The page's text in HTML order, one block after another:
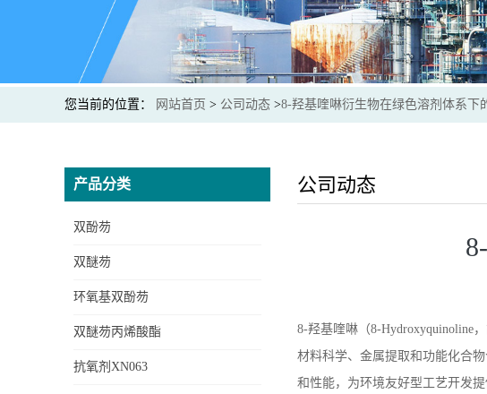
您当前的位置： 网站首页 > 公司动态 >8-羟基喹啉衍生物在绿色溶剂体系下
产品分类
双酚芴
双醚芴
环氧基双酚芴
双醚芴丙烯酸酯
抗氧剂XN063
公司动态
8-羟基喹啉（8-Hydroxyquinoline
材料科学、金属提取和功能化合
和性能，为环境友好型工艺开发提